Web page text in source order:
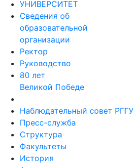
УНИВЕРСИТЕТ
Сведения об
образовательной
организации
Ректор
Руководство
80 лет
Великой Победе
Наблюдательный совет РГГУ
Пресс-служба
Структура
Факультеты
История